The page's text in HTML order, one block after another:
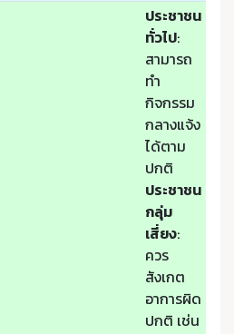
ประชาชน
ทั่วไป:
สามารถ
ทำ
กิจกรรม
กลางแจ้ง
ได้ตาม
ปกติ
ประชาชน
กลุ่ม
เสี่ยง:
ควร
สังเกต
อาการผิด
ปกติ เช่น